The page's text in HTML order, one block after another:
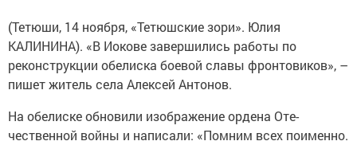
(Тетюши, 14 ноября, «Тетюшские зори». Юлия
КАЛИНИНА). «В Иокове завершились работы по
реконструкции обелиска боевой славы фронтовиков», –
пишет житель села Алексей Антонов.
На обелиске обновили изображение ордена Оте­
чественной войны и написали: «Помним всех по­именно.